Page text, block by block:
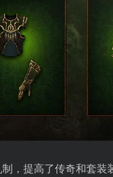
，提高了传奇和套